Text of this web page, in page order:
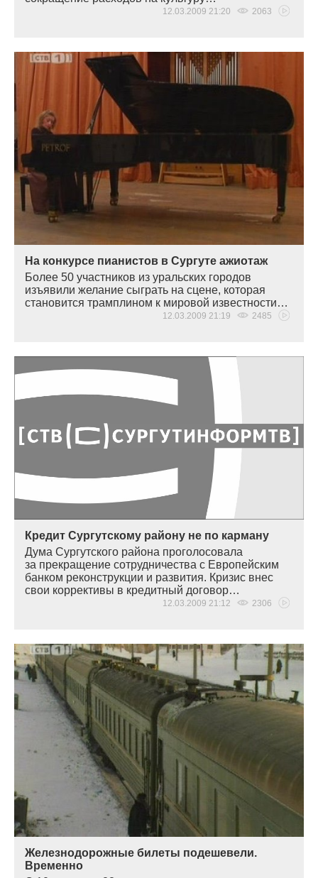
12.03.2009 21:20 2063
На конкурсе пианистов в Сургуте ажиотаж
Более 50 участников из уральских городов
изъявили желание сыграть на сцене, которая
становится трамплином к мировой известности…
12.03.2009 21:19 2485
Кредит Сургутскому району не по карману
Дума Сургутского района проголосовала
за прекращение сотрудничества с Европейским
банком реконструкции и развития. Кризис внес
свои коррективы в кредитный договор…
12.03.2009 21:12 2306
Железнодорожные билеты подешевели.
Временно